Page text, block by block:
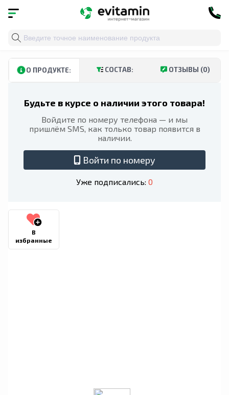
Главная Витамины и минералы
О ПРОДУКТЕ: СОСТАВ: ОТЗЫВЫ (0)
Будьте в курсе о наличии этого товара!
Войдите по номеру телефона — и мы
пришлём SMS, как только товар появится в
наличии.
Войти по номеру
Уже подписались: 0
В
избранные